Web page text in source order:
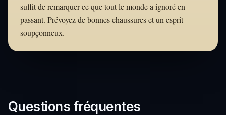
suffit de remarquer ce que tout le monde a ignoré en
passant. Prévoyez de bonnes chaussures et un esprit
soupçonneux.
Questions fréquentes